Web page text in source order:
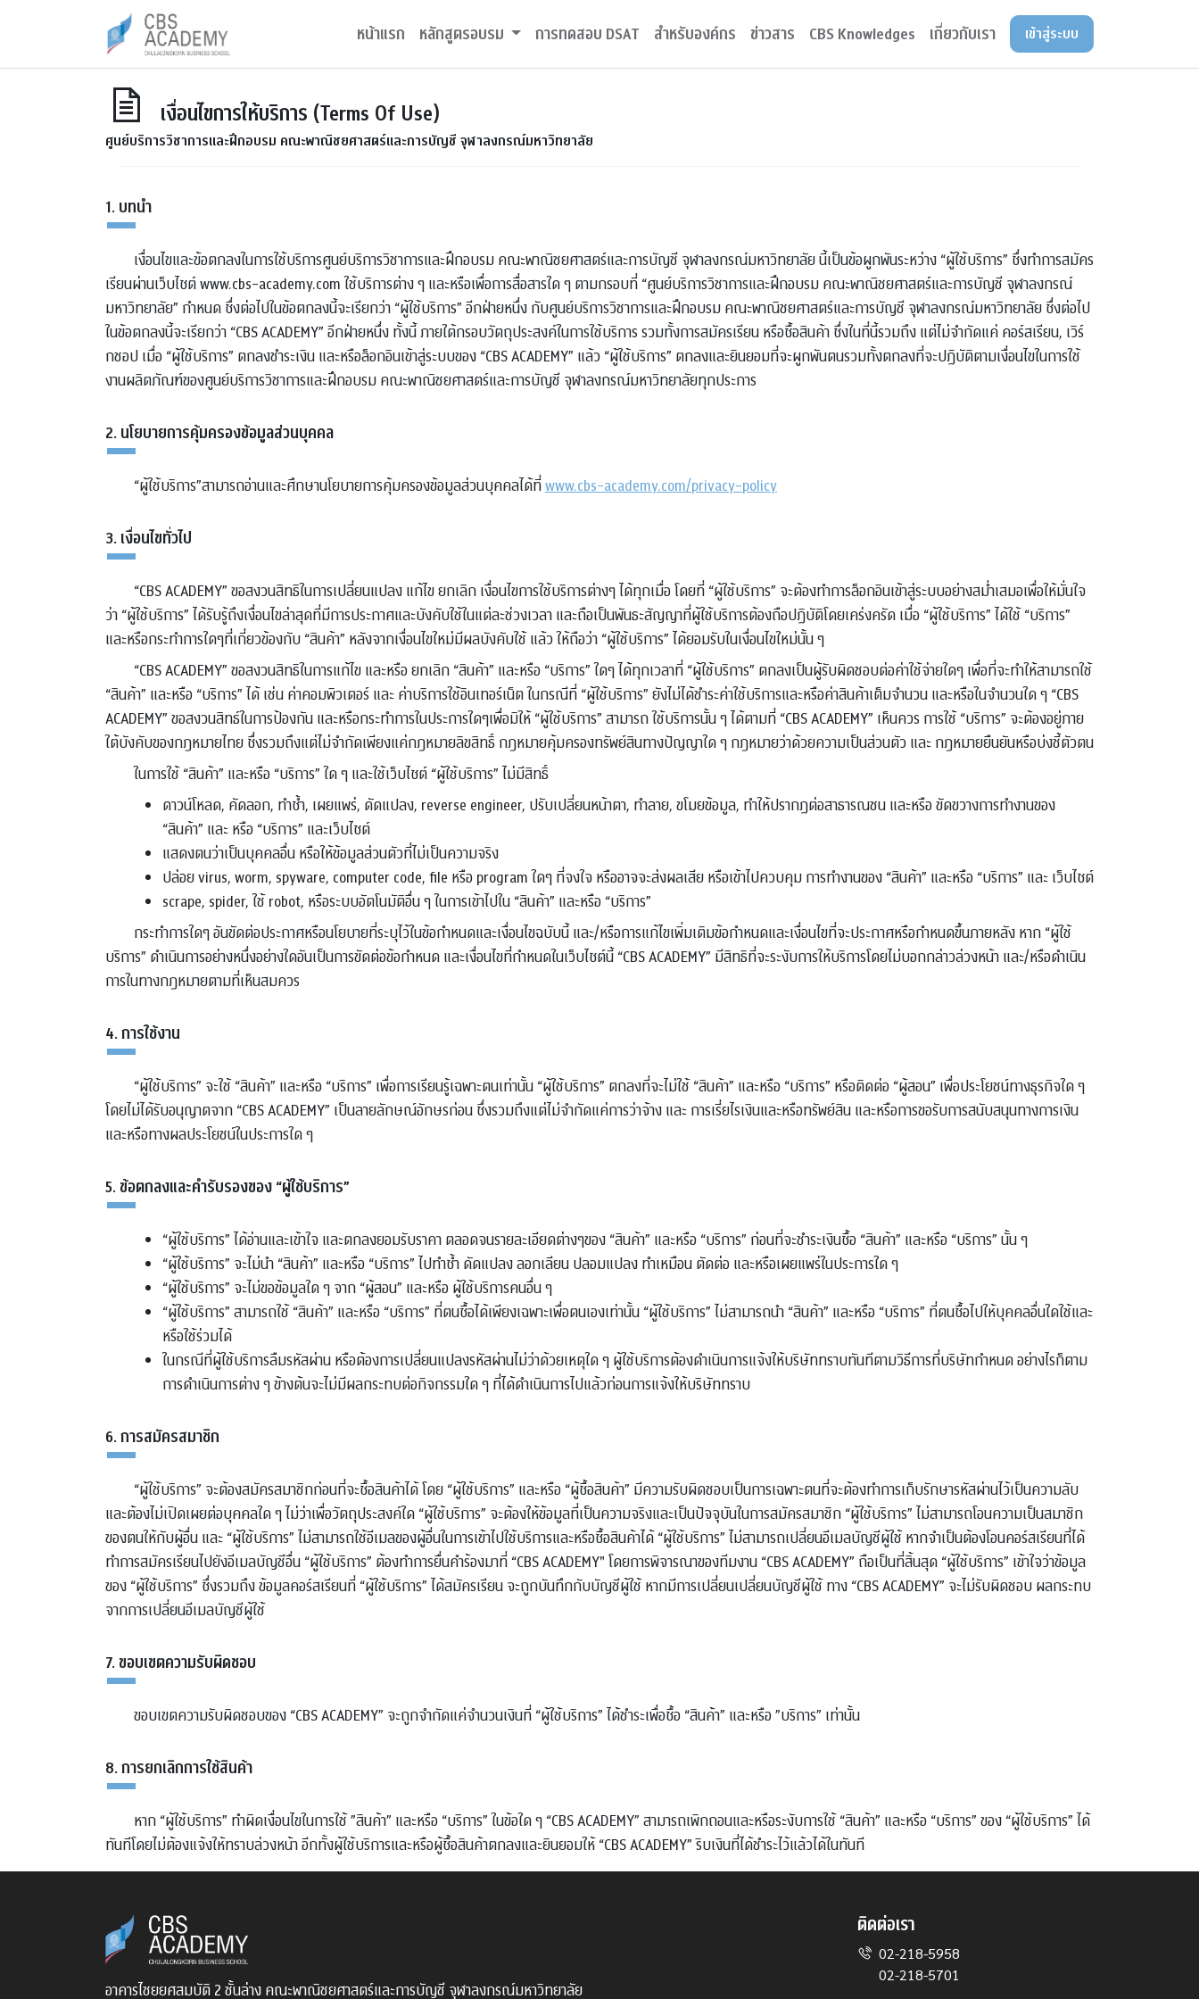
หน้าแรก หลักสูตรอบรม การทดสอบ DSAT สำหรับองค์กร ข่าวสาร CBS Knowledges เกี่ยวกับเรา เข้าสู่ระบบ
เงื่อนไขการให้บริการ (Terms Of Use)
ศูนย์บริการวิชาการและฝึกอบรม คณะพาณิชยศาสตร์และการบัญชี จุฬาลงกรณ์มหาวิทยาลัย
1. บทนำ
เงื่อนไขและข้อตกลงในการใช้บริการศูนย์บริการวิชาการและฝึกอบรม คณะพาณิชยศาสตร์และการบัญชี จุฬาลงกรณ์มหาวิทยาลัย นี้เป็นข้อผูกพันระหว่าง “ผู้ใช้บริการ” ซึ่งทำการสมัคร
เรียนผ่านเว็บไซต์ www.cbs-academy.com ใช้บริการต่าง ๆ และหรือเพื่อการสื่อสารใด ๆ ตามกรอบที่ “ศูนย์บริการวิชาการและฝึกอบรม คณะพาณิชยศาสตร์และการบัญชี จุฬาลงกรณ์
มหาวิทยาลัย” กำหนด ซึ่งต่อไปในข้อตกลงนี้จะเรียกว่า “ผู้ใช้บริการ” อีกฝ่ายหนึ่ง กับศูนย์บริการวิชาการและฝึกอบรม คณะพาณิชยศาสตร์และการบัญชี จุฬาลงกรณ์มหาวิทยาลัย ซึ่งต่อไป
ในข้อตกลงนี้จะเรียกว่า “CBS ACADEMY” อีกฝ่ายหนึ่ง ทั้งนี้ ภายใต้กรอบวัตถุประสงค์ในการใช้บริการ รวมทั้งการสมัครเรียน หรือซื้อสินค้า ซึ่งในที่นี้รวมถึง แต่ไม่จำกัดแค่ คอร์สเรียน, เวิร์
กชอป เมื่อ “ผู้ใช้บริการ” ตกลงชำระเงิน และหรือล็อกอินเข้าสู่ระบบของ “CBS ACADEMY” แล้ว “ผู้ใช้บริการ” ตกลงและยินยอมที่จะผูกพันตนรวมทั้งตกลงที่จะปฏิบัติตามเงื่อนไขในการใช้
งานผลิตภัณฑ์ของศูนย์บริการวิชาการและฝึกอบรม คณะพาณิชยศาสตร์และการบัญชี จุฬาลงกรณ์มหาวิทยาลัยทุกประการ
2. นโยบายการคุ้มครองข้อมูลส่วนบุคคล
“ผู้ใช้บริการ”สามารถอ่านและศึกษานโยบายการคุ้มครองข้อมูลส่วนบุคคลได้ที่www.cbs-academy.com/privacy-policy
3. เงื่อนไขทั่วไป
“CBS ACADEMY” ขอสงวนสิทธิในการเปลี่ยนแปลง แก้ไข ยกเลิก เงื่อนไขการใช้บริการต่างๆ ได้ทุกเมื่อ โดยที่ “ผู้ใช้บริการ” จะต้องทำการล็อกอินเข้าสู่ระบบอย่างสม่ำเสมอเพื่อให้มั่นใจ
ว่า “ผู้ใช้บริการ” ได้รับรู้ถึงเงื่อนไขล่าสุดที่มีการประกาศและบังคับใช้ในแต่ละช่วงเวลา และถือเป็นพันธะสัญญาที่ผู้ใช้บริการต้องถือปฏิบัติโดยเคร่งครัด เมื่อ “ผู้ใช้บริการ” ได้ใช้ “บริการ”
และหรือกระทำการใดๆที่เกี่ยวข้องกับ “สินค้า” หลังจากเงื่อนไขใหม่มีผลบังคับใช้ แล้ว ให้ถือว่า “ผู้ใช้บริการ” ได้ยอมรับในเงื่อนไขใหม่นั้น ๆ
“CBS ACADEMY” ขอสงวนสิทธิในการแก้ไข และหรือ ยกเลิก “สินค้า” และหรือ “บริการ” ใดๆ ได้ทุกเวลาที่ “ผู้ใช้บริการ” ตกลงเป็นผู้รับผิดชอบต่อค่าใช้จ่ายใดๆ เพื่อที่จะทำให้สามารถใช้
“สินค้า” และหรือ “บริการ” ได้ เช่น ค่าคอมพิวเตอร์ และ ค่าบริการใช้อินเทอร์เน็ต ในกรณีที่ “ผู้ใช้บริการ” ยังไม่ได้ชำระค่าใช้บริการและหรือค่าสินค้าเต็มจำนวน และหรือในจำนวนใด ๆ “CBS
ACADEMY” ขอสงวนสิทธ์ในการป้องกัน และหรือกระทำการในประการใดๆเพื่อมิให้ “ผู้ใช้บริการ” สามารถ ใช้บริการนั้น ๆ ได้ตามที่ “CBS ACADEMY” เห็นควร การใช้ “บริการ” จะต้องอยู่ภาย
ใต้บังคับของกฎหมายไทย ซึ่งรวมถึงแต่ไม่จำกัดเพียงแค่กฎหมายลิขสิทธิ์ กฎหมายคุ้มครองทรัพย์สินทางปัญญาใด ๆ กฎหมายว่าด้วยความเป็นส่วนตัว และ กฎหมายยืนยันหรือบ่งชี้ตัวตน
ในการใช้ “สินค้า” และหรือ “บริการ” ใด ๆ และใช้เว็บไซต์ “ผู้ใช้บริการ” ไม่มีสิทธิ์
ดาวน์โหลด, คัดลอก, ทำซ้ำ, เผยแพร่, ดัดแปลง, reverse engineer, ปรับเปลี่ยนหน้าตา, ทำลาย, ขโมยข้อมูล, ทำให้ปรากฏต่อสาธารณชน และหรือ ขัดขวางการทำงานของ
“สินค้า” และ หรือ “บริการ” และเว็บไซต์
แสดงตนว่าเป็นบุคคลอื่น หรือให้ข้อมูลส่วนตัวที่ไม่เป็นความจริง
ปล่อย virus, worm, spyware, computer code, file หรือ program ใดๆ ที่จงใจ หรืออาจจะส่งผลเสีย หรือเข้าไปควบคุม การทำงานของ “สินค้า” และหรือ “บริการ” และ เว็บไซต์
scrape, spider, ใช้ robot, หรือระบบอัตโนมัติอื่น ๆ ในการเข้าไปใน “สินค้า” และหรือ “บริการ”
กระทำการใดๆ อันขัดต่อประกาศหรือนโยบายที่ระบุไว้ในข้อกำหนดและเงื่อนไขฉบับนี้ และ/หรือการแก้ไขเพิ่มเติมข้อกำหนดและเงื่อนไขที่จะประกาศหรือกำหนดขึ้นภายหลัง หาก “ผู้ใช้
บริการ” ดำเนินการอย่างหนึ่งอย่างใดอันเป็นการขัดต่อข้อกำหนด และเงื่อนไขที่กำหนดในเว็บไซต์นี้ “CBS ACADEMY” มีสิทธิที่จะระงับการให้บริการโดยไม่บอกกล่าวล่วงหน้า และ/หรือดำเนิน
การในทางกฎหมายตามที่เห็นสมควร
4. การใช้งาน
“ผู้ใช้บริการ” จะใช้ “สินค้า” และหรือ “บริการ” เพื่อการเรียนรู้เฉพาะตนเท่านั้น “ผู้ใช้บริการ” ตกลงที่จะไม่ใช้ “สินค้า” และหรือ “บริการ” หรือติดต่อ “ผู้สอน” เพื่อประโยชน์ทางธุรกิจใด ๆ
โดยไม่ได้รับอนุญาตจาก “CBS ACADEMY” เป็นลายลักษณ์อักษรก่อน ซึ่งรวมถึงแต่ไม่จำกัดแค่การว่าจ้าง และ การเรี่ยไรเงินและหรือทรัพย์สิน และหรือการขอรับการสนับสนุนทางการเงิน
และหรือทางผลประโยชน์ในประการใด ๆ
5. ข้อตกลงและคำรับรองของ “ผู้ใช้บริการ”
“ผู้ใช้บริการ” ได้อ่านและเข้าใจ และตกลงยอมรับราคา ตลอดจนรายละเอียดต่างๆของ “สินค้า” และหรือ “บริการ” ก่อนที่จะชำระเงินซื้อ “สินค้า” และหรือ “บริการ” นั้น ๆ
“ผู้ใช้บริการ” จะไม่นำ “สินค้า” และหรือ “บริการ” ไปทำซ้ำ ดัดแปลง ลอกเลียน ปลอมแปลง ทำเหมือน ตัดต่อ และหรือเผยแพร่ในประการใด ๆ
“ผู้ใช้บริการ” จะไม่ขอข้อมูลใด ๆ จาก “ผู้สอน” และหรือ ผู้ใช้บริการคนอื่น ๆ
“ผู้ใช้บริการ” สามารถใช้ “สินค้า” และหรือ “บริการ” ที่ตนซื้อได้เพียงเฉพาะเพื่อตนเองเท่านั้น “ผู้ใช้บริการ” ไม่สามารถนำ “สินค้า” และหรือ “บริการ” ที่ตนซื้อไปให้บุคคลอื่นใดใช้และ
หรือใช้ร่วมได้
ในกรณีที่ผู้ใช้บริการลืมรหัสผ่าน หรือต้องการเปลี่ยนแปลงรหัสผ่านไม่ว่าด้วยเหตุใด ๆ ผู้ใช้บริการต้องดําเนินการแจ้งให้บริษัททราบทันทีตามวิธีการที่บริษัทกําหนด อย่างไรก็ตาม
การดําเนินการต่าง ๆ ข้างต้นจะไม่มีผลกระทบต่อกิจกรรมใด ๆ ที่ได้ดําเนินการไปแล้วก่อนการแจ้งให้บริษัททราบ
6. การสมัครสมาชิก
“ผู้ใช้บริการ” จะต้องสมัครสมาชิกก่อนที่จะซื้อสินค้าได้ โดย “ผู้ใช้บริการ” และหรือ “ผู้ซื้อสินค้า” มีความรับผิดชอบเป็นการเฉพาะตนที่จะต้องทำการเก็บรักษารหัสผ่านไว้เป็นความลับ
และต้องไม่เปิดเผยต่อบุคคลใด ๆ ไม่ว่าเพื่อวัตถุประสงค์ใด “ผู้ใช้บริการ” จะต้องให้ข้อมูลที่เป็นความจริงและเป็นปัจจุบันในการสมัครสมาชิก “ผู้ใช้บริการ” ไม่สามารถโอนความเป็นสมาชิก
ของตนให้กับผู้อื่น และ “ผู้ใช้บริการ” ไม่สามารถใช้อีเมลของผู้อื่นในการเข้าไปใช้บริการและหรือซื้อสินค้าได้ “ผู้ใช้บริการ” ไม่สามารถเปลี่ยนอีเมลบัญชีผู้ใช้ หากจำเป็นต้องโอนคอร์สเรียนที่ได้
ทำการสมัครเรียนไปยังอีเมลบัญชีอื่น “ผู้ใช้บริการ” ต้องทำการยื่นคำร้องมาที่ “CBS ACADEMY" โดยการพิจารณาของทีมงาน “CBS ACADEMY” ถือเป็นที่สิ้นสุด “ผู้ใช้บริการ” เข้าใจว่าข้อมูล
ของ “ผู้ใช้บริการ” ซึ่งรวมถึง ข้อมูลคอร์สเรียนที่ “ผู้ใช้บริการ” ได้สมัครเรียน จะถูกบันทึกกับบัญชีผู้ใช้ หากมีการเปลี่ยนเปลี่ยนบัญชีผู้ใช้ ทาง “CBS ACADEMY” จะไม่รับผิดชอบ ผลกระทบ
จากการเปลี่ยนอีเมลบัญชีผู้ใช้
7. ขอบเขตความรับผิดชอบ
ขอบเขตความรับผิดชอบของ “CBS ACADEMY” จะถูกจำกัดแค่จำนวนเงินที่ “ผู้ใช้บริการ” ได้ชำระเพื่อซื้อ “สินค้า” และหรือ ”บริการ” เท่านั้น
8. การยกเลิกการใช้สินค้า
หาก “ผู้ใช้บริการ” ทำผิดเงื่อนไขในการใช้ ”สินค้า” และหรือ “บริการ” ในข้อใด ๆ “CBS ACADEMY” สามารถเพิกถอนและหรือระงับการใช้ “สินค้า” และหรือ “บริการ” ของ “ผู้ใช้บริการ” ได้
ทันทีโดยไม่ต้องแจ้งให้ทราบล่วงหน้า อีกทั้งผู้ใช้บริการและหรือผู้ซื้อสินค้าตกลงและยินยอมให้ “CBS ACADEMY” ริบเงินที่ได้ชำระไว้แล้วได้ในทันที
อาคารไชยยศสมบัติ 2 ชั้นล่าง คณะพาณิชยศาสตร์และการบัญชี จุฬาลงกรณ์มหาวิทยาลัย
ติดต่อเรา
02-218-5958
02-218-5701